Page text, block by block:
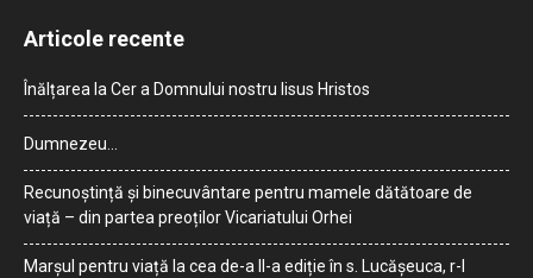
Articole recente
Înălțarea la Cer a Domnului nostru Iisus Hristos
Dumnezeu…
Recunoștință și binecuvântare pentru mamele dătătoare de
viață – din partea preoților Vicariatului Orhei
Marșul pentru viață la cea de-a II-a ediție în s. Lucășeuca, r-l